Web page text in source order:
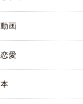
動画
恋愛
本